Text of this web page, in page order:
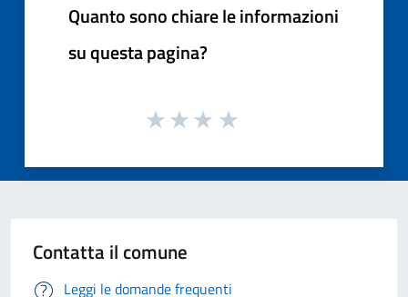
Quanto sono chiare le informazioni
su questa pagina?
Contatta il comune
Leggi le domande frequenti